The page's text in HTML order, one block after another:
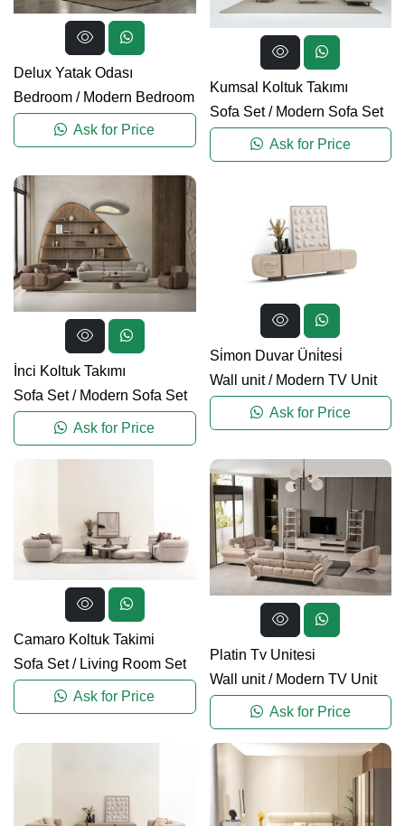
Delux Yatak Odası
Bedroom / Modern Bedroom
Ask for Price
Kumsal Koltuk Takımı
Sofa Set/ Modern Sofa Set
Ask for Price
İnci Koltuk Takımı
Sofa Set/ Modern Sofa Set
Ask for Price
Si̇mon Duvar Üni̇tesi̇
Wall unit/ Modern TV Unit
Ask for Price
Camaro Koltuk Takimi
Sofa Set/ Living Room Set
Ask for Price
Platin Tv Unitesi
Wall unit/ Modern TV Unit
Ask for Price